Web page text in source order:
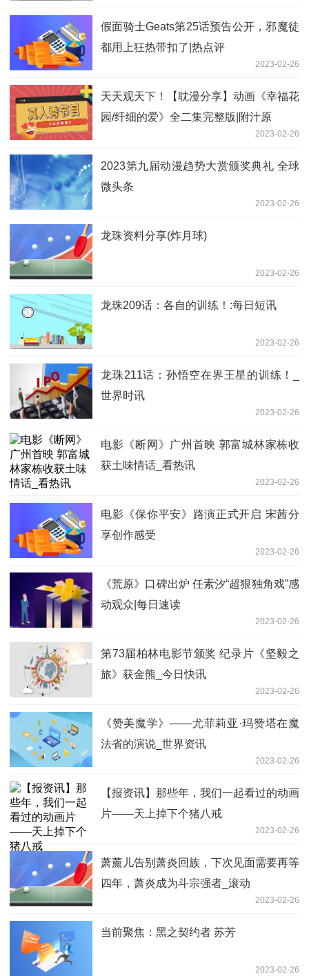
假面骑士Geats第25话预告公开，邪魔徒
都用上狂热带扣了|热点评
2023-02-26
天天观天下！【耽漫分享】动画《幸福花
园/纤细的爱》全二集完整版|附汁原
2023-02-26
2023第九届动漫趋势大赏颁奖典礼 全球
微头条
2023-02-26
龙珠资料分享(炸月球)
2023-02-26
龙珠209话：各自的训练！:每日短讯
2023-02-26
龙珠211话：孙悟空在界王星的训练！_
世界时讯
2023-02-26
电影《断网》广州首映 郭富城林家栋收
获土味情话_看热讯
2023-02-26
电影《保你平安》路演正式开启 宋茜分
享创作感受
2023-02-26
《荒原》口碑出炉 任素汐“超狠独角戏”感
动观众|每日速读
2023-02-26
第73届柏林电影节颁奖 纪录片《坚毅之
旅》获金熊_今日快讯
2023-02-26
《赞美魔学》——尤菲莉亚·玛赞塔在魔
法省的演说_世界资讯
2023-02-26
【报资讯】那些年，我们一起看过的动画
片——天上掉下个猪八戒
2023-02-26
萧薰儿告别萧炎回族，下次见面需要再等
四年，萧炎成为斗宗强者_滚动
2023-02-26
当前聚焦：黑之契约者 苏芳
2023-02-26